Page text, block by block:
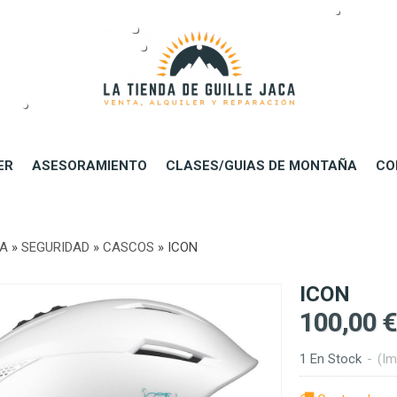
ASESORAMIENTO CLASES/GUIAS DE MONTAÑA
» SEGURIDAD » CASCOS » ICON
ICON
100,00 €
1 En Stock -